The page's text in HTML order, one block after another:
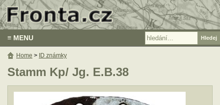
≡ MENU
Stamm Kp/ Jg. E.B.38
Home > ID známky